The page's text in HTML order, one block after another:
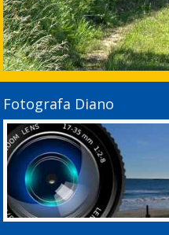
Fotografa Diano